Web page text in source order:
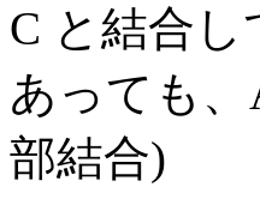
C と結合
あっても
部結合)